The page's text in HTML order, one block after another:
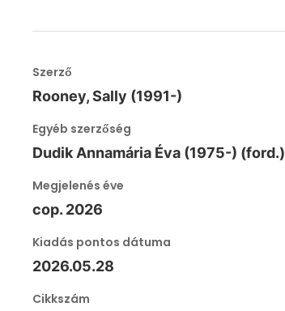
Szerző
Rooney, Sally (1991-)
Egyéb szerzőség
Dudik Annamária Éva (1975-) (ford.)
Megjelenés éve
cop. 2026
Kiadás pontos dátuma
2026.05.28
Cikkszám